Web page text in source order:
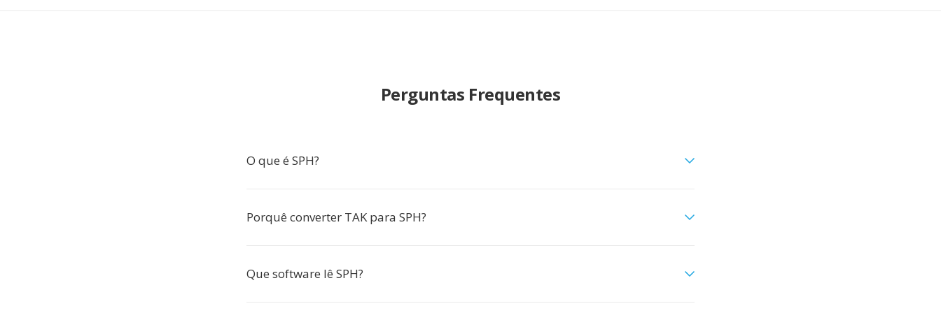
Perguntas Frequentes
O que é SPH?
Porquê converter TAK para SPH?
Que software lê SPH?